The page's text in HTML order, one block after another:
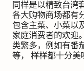
同样是以精致台湾
各大购物商场都有
包含主菜、小菜以
家庭消费者的欢迎
类繁多，例如有番
等， 样样都十分美